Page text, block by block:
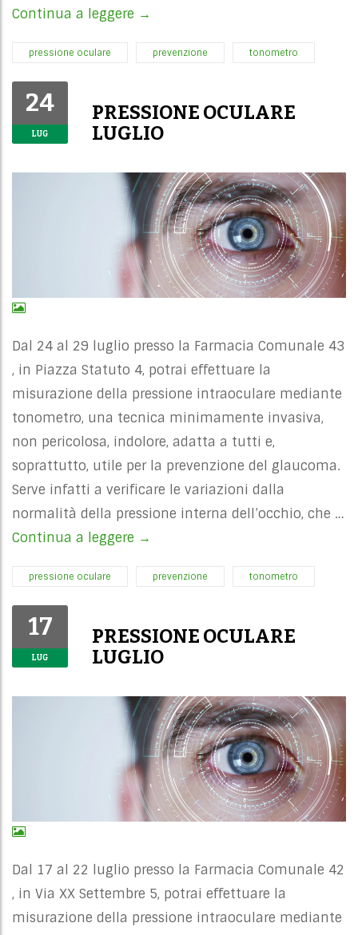
Continua a leggere PRESSIONE OCULARE LUGLIO
→
pressione oculare prevenzione tonometro
24
LUG
PRESSIONE OCULARE
LUGLIO
Dal 24 al 29 luglio presso la Farmacia Comunale 43
, in Piazza Statuto 4, potrai effettuare la
misurazione della pressione intraoculare mediante
tonometro, una tecnica minimamente invasiva,
non pericolosa, indolore, adatta a tutti e,
soprattutto, utile per la prevenzione del glaucoma.
Serve infatti a verificare le variazioni dalla
normalità della pressione interna dell’occhio, che …
Continua a leggere PRESSIONE OCULARE LUGLIO
→
pressione oculare prevenzione tonometro
17
LUG
PRESSIONE OCULARE
LUGLIO
Dal 17 al 22 luglio presso la Farmacia Comunale 42
, in Via XX Settembre 5, potrai effettuare la
misurazione della pressione intraoculare mediante